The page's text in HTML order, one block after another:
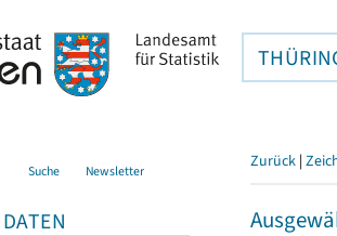
Suche Newsletter Zurück |